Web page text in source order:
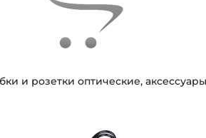
и розетки оптические,